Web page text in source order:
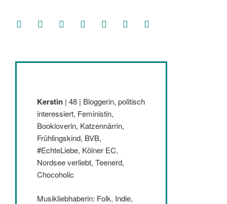
facebooksoundcloud
twitter mastodoninstagramthreads goodreads
Kerstin | 48 | Bloggerin, politisch
interessiert, Feministin,
Bookloverin, Katzennärrin,
Frühlingskind, BVB,
#EchteLiebe, Kölner EC,
Nordsee verliebt, Teenerd,
Chocoholic
Musikliebhaberin: Folk, Indie,